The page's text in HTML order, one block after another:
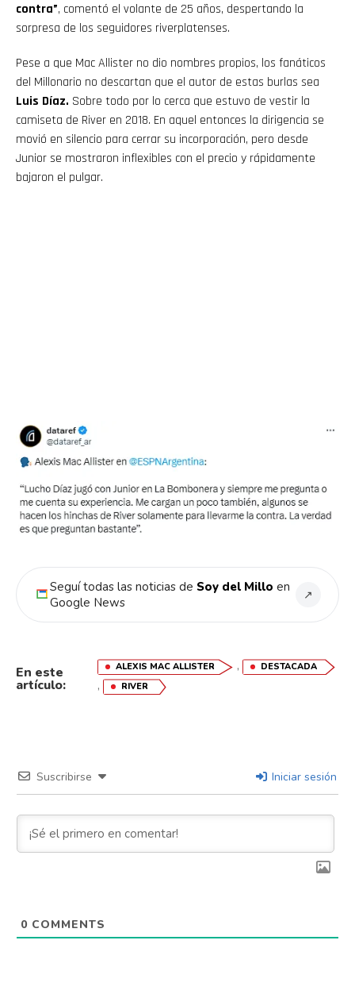
contra”, comentó el volante de 25 años, despertando la
sorpresa de los seguidores riverplatenses.
Pese a que Mac Allister no dio nombres propios, los fanáticos
del Millonario no descartan que el autor de estas burlas sea
Luis Díaz. Sobre todo por lo cerca que estuvo de vestir la
camiseta de River en 2018. En aquel entonces la dirigencia se
movió en silencio para cerrar su incorporación, pero desde
Junior se mostraron inflexibles con el precio y rápidamente
bajaron el pulgar.
Seguí todas las noticias de Soy del Millo en
Google News
↗
En este
artículo:
ALEXIS MAC ALLISTER , DESTACADA
, RIVER
Suscribirse Iniciar sesión
0 COMMENTS